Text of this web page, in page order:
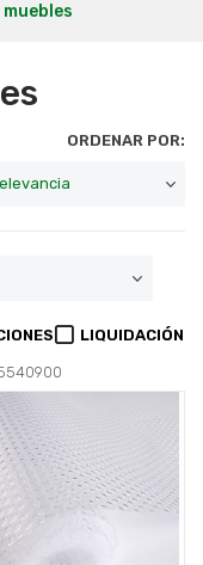
ORDENAR POR:
LIQUIDACIÓN